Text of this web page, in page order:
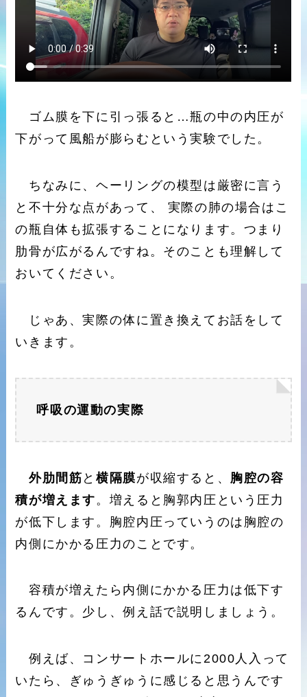
ゴム膜を下に引っ張ると…瓶の中の内圧が
下がって風船が膨らむという実験でした。
ちなみに、ヘーリングの模型は厳密に言う
と不十分な点があって、 実際の肺の場合はこ
の瓶自体も拡張することになります。つまり
肋骨が広がるんですね。そのことも理解して
おいてください。
じゃあ、実際の体に置き換えてお話をして
いきます。
呼吸の運動の実際
外肋間筋 と横隔膜が収縮すると、 胸腔の容
積が増えます 。増えると胸郭内圧という圧力
が低下します。胸腔内圧っていうのは胸腔の
内側にかかる圧力のことです。
容積が増えたら内側にかかる圧力は低下す
るんです。少し、例え話で説明しましょう。
例えば、コンサートホールに2000人入って
いたら、ぎゅうぎゅうに感じると思うんです